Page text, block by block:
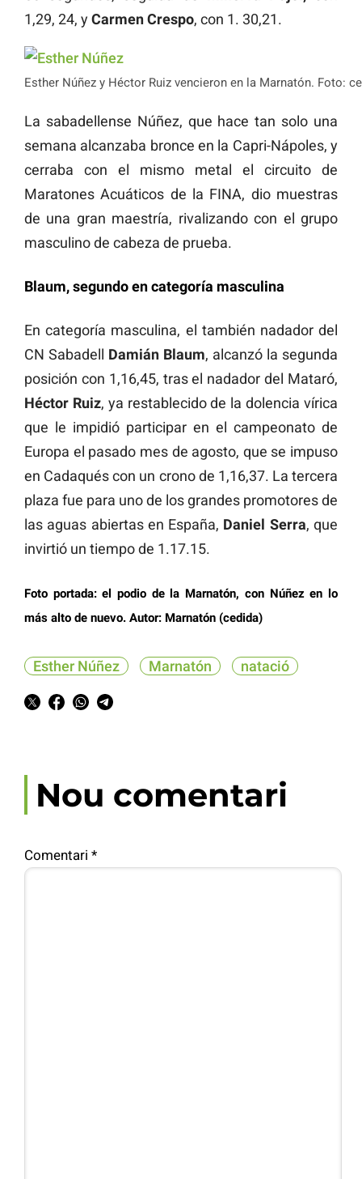
1,29, 24, y Carmen Crespo, con 1. 30,21.
Esther Núñez y Héctor Ruiz vencieron en la Marnatón. Foto:
La sabadellense Núñez, que hace tan solo una
semana alcanzaba bronce en la Capri-Nápoles, y
cerraba con el mismo metal el circuito de
Maratones Acuáticos de la FINA, dio muestras
de una gran maestría, rivalizando con el grupo
masculino de cabeza de prueba.
Blaum, segundo en categoría masculina
En categoría masculina, el también nadador del
CN Sabadell Damián Blaum, alcanzó la segunda
posición con 1,16,45, tras el nadador del Mataró,
Héctor Ruiz, ya restablecido de la dolencia vírica
que le impidió participar en el campeonato de
Europa el pasado mes de agosto, que se impuso
en Cadaqués con un crono de 1,16,37. La tercera
plaza fue para uno de los grandes promotores de
las aguas abiertas en España, Daniel Serra, que
invirtió un tiempo de 1.17.15.
Foto portada: el podio de la Marnatón, con Núñez en lo
más alto de nuevo. Autor: Marnatón (cedida)
Esther Núñez Marnatón natació
Nou comentari
Comentari *